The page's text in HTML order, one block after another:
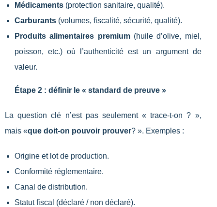
Médicaments (protection sanitaire, qualité).
Carburants (volumes, fiscalité, sécurité, qualité).
Produits alimentaires premium(huile d’olive, miel,
poisson, etc.) où l’authenticité est un argument de
valeur.
Étape 2 : définir le « standard de preuve »
La question clé n’est pas seulement « trace-t-on ? »,
mais «que doit-on pouvoir prouver? ». Exemples :
Origine et lot de production.
Conformité réglementaire.
Canal de distribution.
Statut fiscal (déclaré / non déclaré).